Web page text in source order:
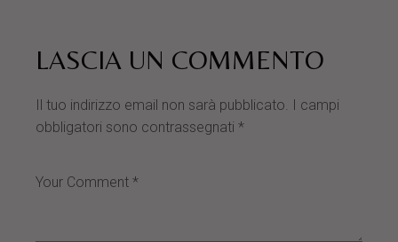
LASCIA UN COMMENTO
Il tuo indirizzo email non sarà pubblicato. I campi
obbligatori sono contrassegnati*